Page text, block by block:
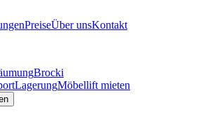
PreiseÜber unsKontakt
Brocki
LagerungMöbellift mieten